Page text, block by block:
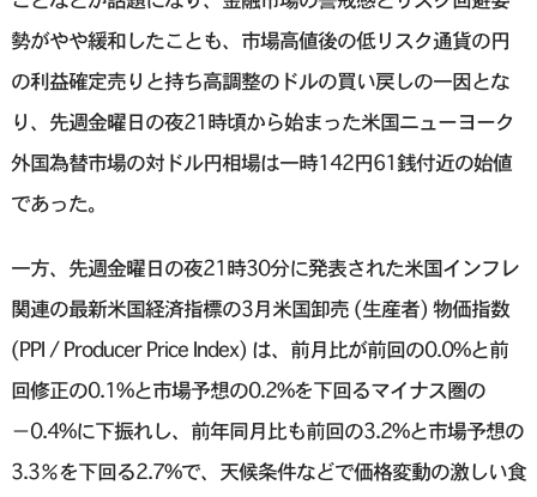
勢がやや緩和したことも、市場高値後の低リスク通貨の円
の利益確定売りと持ち高調整のドルの買い戻しの一因とな
り、先週金曜日の夜21時頃から始まった米国ニューヨーク
外国為替市場の対ドル円相場は一時142円61銭付近の始値
であった。
一方、先週金曜日の夜21時30分に発表された米国インフレ
関連の最新米国経済指標の3月米国卸売 (生産者) 物価指数
(PPI / Producer Price Index) は、前月比が前回の0.0%と前
回修正の0.1%と市場予想の0.2%を下回るマイナス圏の
−0.4%に下振れし、前年同月比も前回の3.2%と市場予想の
3.3％を下回る2.7%で、天候条件などで価格変動の激しい食